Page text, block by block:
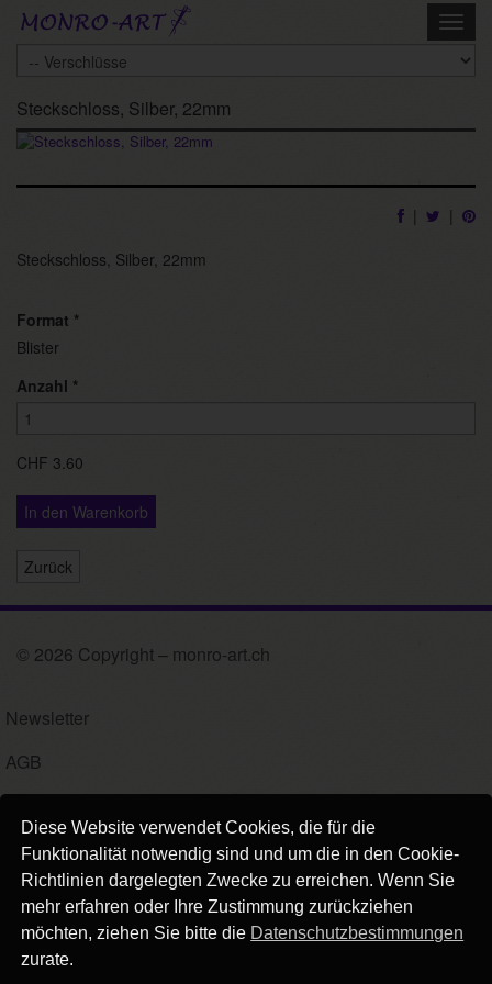
Diese Website verwendet Cookies, die für die
Funktionalität notwendig sind und um die in den Cookie-
Richtlinien dargelegten Zwecke zu erreichen. Wenn Sie
mehr erfahren oder Ihre Zustimmung zurückziehen
möchten, ziehen Sie bitte die Datenschutzbestimmungen
zurate.
Skip
Steckschloss, Silber, 22mm
|
|
Steckschloss, Silber, 22mm
Format *
Blister
Anzahl *
CHF 3.60
In den Warenkorb
Zurück
© 2026 Copyright – monro-art.ch
Newsletter
AGB
Versand
Kontakt
Links